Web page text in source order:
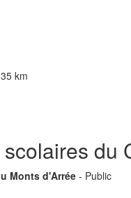
km
du
Monts d'Arrée - Public